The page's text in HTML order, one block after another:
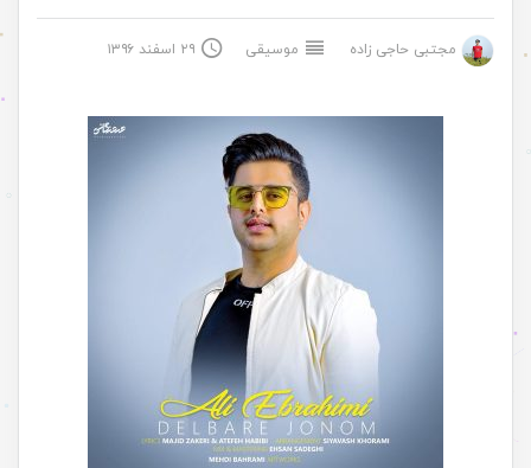
مجتبی حاجی زاده موسیقی ۲۹ اسفند ۱۳۹۶